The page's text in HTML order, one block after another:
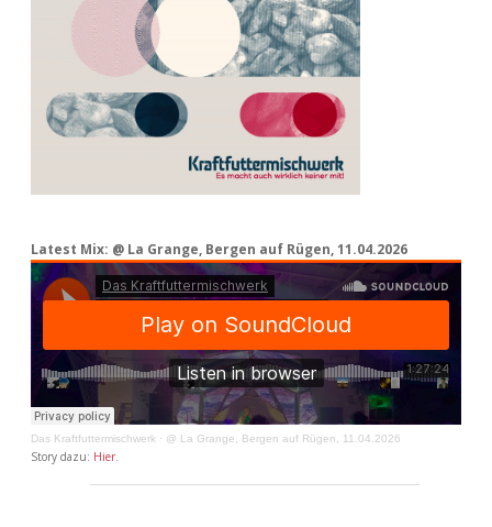
Latest Mix: @ La Grange, Bergen auf Rügen, 11.04.2026
Das Kraftfuttermischwerk · @ La Grange, Bergen auf Rügen, 11.04.2026
Story dazu: Hier